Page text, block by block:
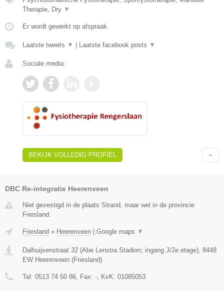
Therapie, Dry ▼
Er wordt gewerkt op afspraak.
Laatste tweets ▼ Laatste facebook posts ▼
Sociale media:
BEKIJK VOLLEDIG PROFIEL
DBC Re-integratie Heerenveen
Niet gevestigd in de plaats Strand, maar wel in de provincie
Friesland.
Friesland » Heerenveen Google maps ▼
Dalhuijsenstraat 32 (Abe Lenstra Stadion; ingang J/2e etage), 8448
EW Heerenveen (Friesland)
Tel: 0513 74 50 86, Fax: -, KvK: 01085053